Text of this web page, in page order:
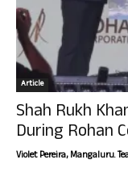
Article
Shah Rukh
During Rohan
Violet Pereira, Mangaluru.